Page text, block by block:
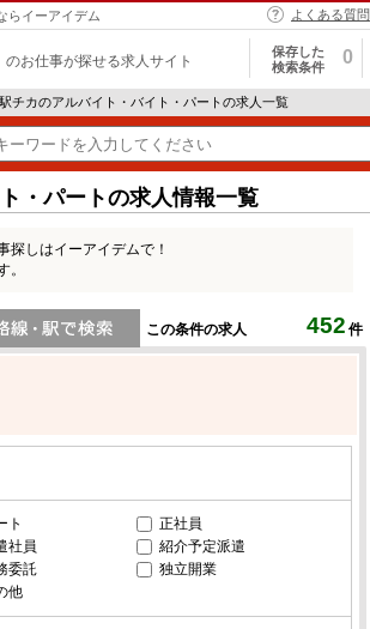
らイーアイデム よくある質問
のお仕事が探せる求人サイト
保存した
検索条件
0
チカのアルバイト・バイト・パートの求人一覧
・パートの求人情報一覧
探しはイーアイデムで！
。
この条件の求人 452 件
ト
正社員
社員
紹介予定派遣
委託
独立開業
他